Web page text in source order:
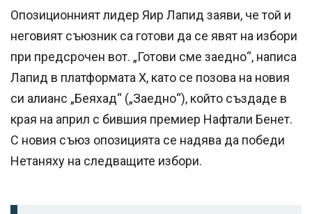
Опозиционният лидер Яир Лапид заяви, че той и
неговият съюзник са готови да се явят на избори
при предсрочен вот. „Готови сме заедно“, написа
Лапид в платформата X, като се позова на новия
си алианс „Беяхад“ („Заедно“), който създаде в
края на април с бившия премиер Нафтали Бенет.
С новия съюз опозицията се надява да победи
Нетаняху на следващите избори.